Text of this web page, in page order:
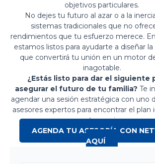
objetivos particulares.
No dejes tu futuro al azar o a la
sistemas tradicionales que no
rendimientos que tu esfuerzo merece.
estamos listos para ayudarte a diseñar
que convertirá tu unión en un motor
inagotable.
¿Estás listo para dar el siguiente
asegurar el futuro de tu familia? Te
agendar una sesión estratégica con uno
asesores expertos para encontrar el plan
y tu pareja.
AGENDA TU ASESORÍA CON
AQUÍ